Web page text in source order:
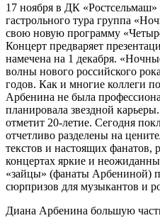
17 ноября в ДК
гастрольного тура группа
свою новую программу
Концерт предваряет
намечена на 1 декабря.
волны нового российского
годов. Как и многие коллеги
Арбенина не была
планировала звездной
отметит 20-летие. Сегодня
отчетливо разделены на
текстов и настоящих фанатов,
концертах яркие и
«зайцы» (фанаты Арбениной)
сюрпризов для музыкантов и
Диана Арбенина большую